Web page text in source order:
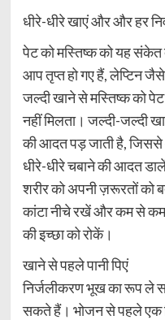
धीरे-धीरे खाएं और और हर
पेट को मस्तिष्क को यह
आप तृप्त हो गए हैं, लेप्टिन
जल्दी खाने से मस्तिष्क को पेट
नहीं मिलता। जल्दी-जल्दी
की आदत पड़ जाती है,
धीरे-धीरे चबाने की आदत
शरीर को अपनी ज़रूरतों को
कांटा नीचे रखें और कम से कम
की इच्छा को रोकें।
खाने से पहले पानी पिएं
निर्जलीकरण भूख का रूप ले
सकते हैं। भोजन से पहले एक